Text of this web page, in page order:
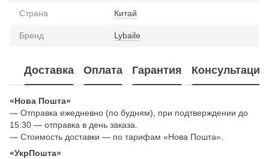
Страна Китай
Бренд Lybaile
Доставка Оплата Гарантия Консультация
«Нова Пошта»
— Отправка ежедневно (по будням), при подтверждении до
15:30 — отправка в день заказа.
— Стоимость доставки — по тарифам «Нова Пошта».
«УкрПошта»